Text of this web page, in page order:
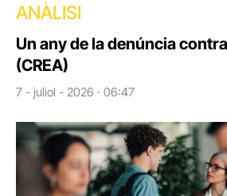
ANÀLISI
Un any de la denúncia
(CREA)
7 - juliol - 2026 · 06:47